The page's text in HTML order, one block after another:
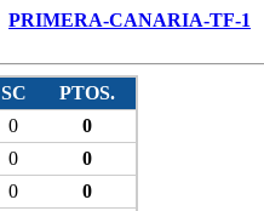
PRIMERA-CANARIA-TF-1
SC
PTOS.
0
0
0
0
0
0